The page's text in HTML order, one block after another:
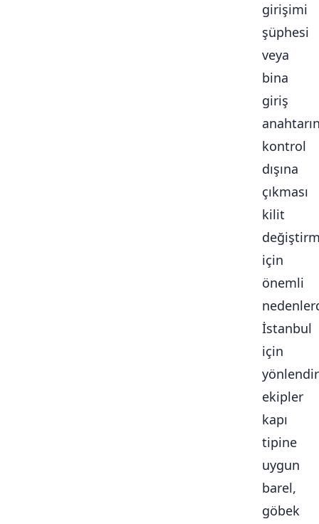
girişimi
şüphesi
veya
bina
giriş
kontrol
dışına
çıkması
kilit
için
önemli
İstanbul
için
ekipler
kapı
tipine
uygun
barel,
göbek